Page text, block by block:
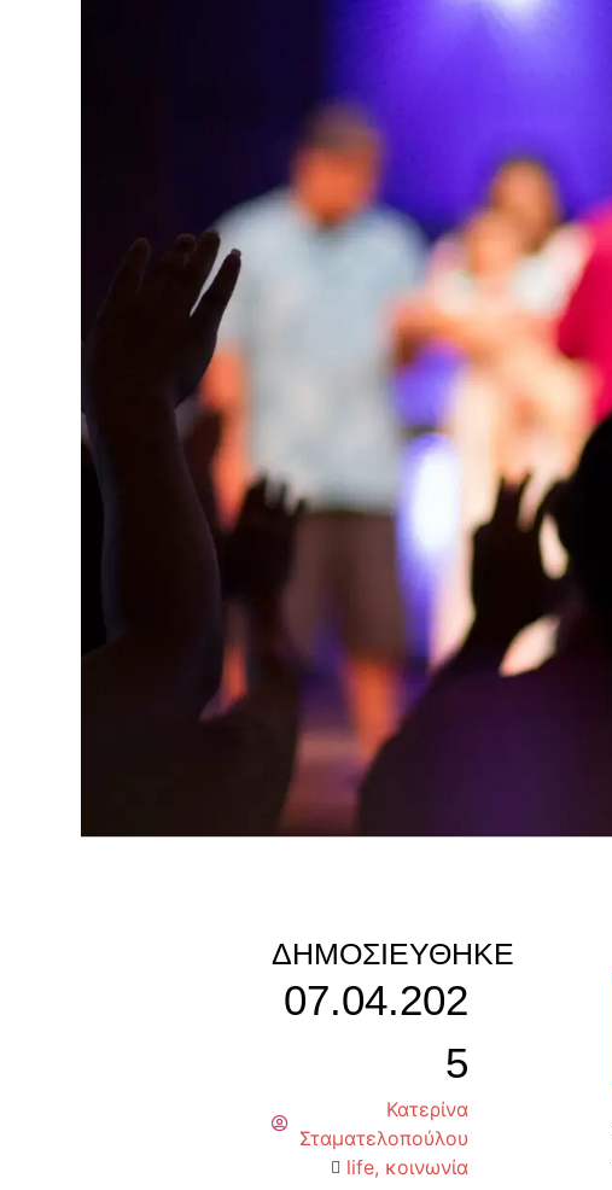
ΔΗΜΟΣΙΕΎΘΗΚΕ
07.04.202
5
Κατερίνα
Σταματελοπούλου
life, κοινωνία